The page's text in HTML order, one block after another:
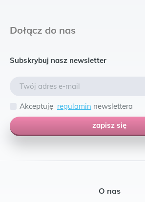
Dołącz do nas
Subskrybuj nasz newsletter
Akceptuję regulamin newslettera
zapisz się
O nas